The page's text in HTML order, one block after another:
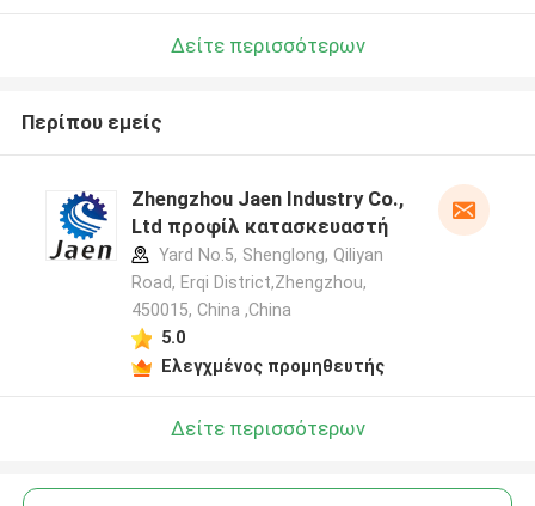
Δείτε περισσότερων
Περίπου εμείς
Zhengzhou Jaen Industry Co.,
Ltd προφίλ κατασκευαστή
Yard No.5, Shenglong, Qiliyan
Road, Erqi District,Zhengzhou,
450015, China ,China
5.0
Ελεγχμένος προμηθευτής
Δείτε περισσότερων